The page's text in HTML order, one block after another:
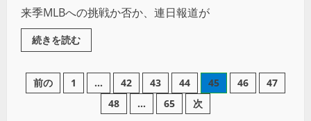
来季MLBへの挑戦か否か、連日報道が
続きを読む
前の 1 … 42 43 44 45 46
47
48
… 65 次